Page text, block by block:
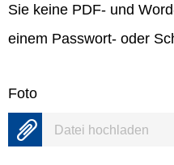
Sie keine PDF- und
einem Passwort- oder
Foto
Datei hochladen